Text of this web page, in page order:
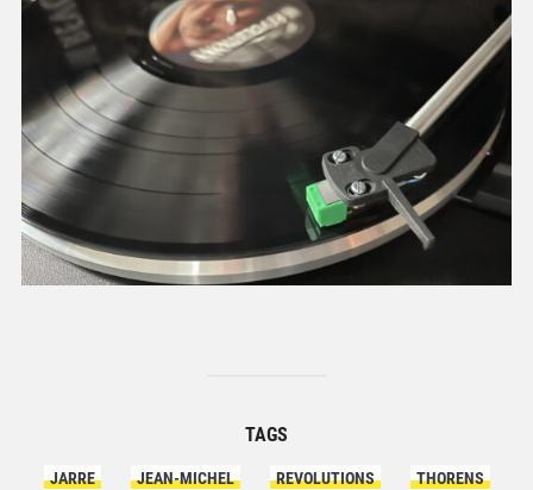
TAGS
JARRE JEAN-MICHEL REVOLUTIONS THORENS